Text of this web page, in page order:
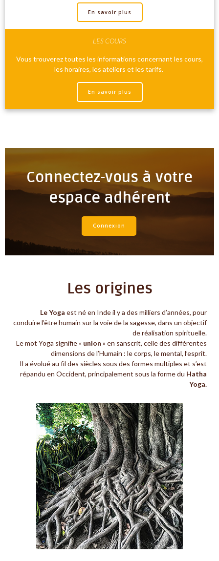
En savoir plus
LES COURS
Vous trouverez toutes les informations concernant les cours,
les horaires, les ateliers et les tarifs.
En savoir plus
Connectez-vous à votre
espace adhérent
Connexion
Les origines
Le Yoga est né en Inde il y a des milliers d’années, pour
conduire l’être humain sur la voie de la sagesse, dans un objectif
de réalisation spirituelle.
Le mot Yoga signifie « union » en sanscrit, celle des différentes
dimensions de l’Humain : le corps, le mental, l’esprit.
Il a évolué au fil des siècles sous des formes multiples et s’est
répandu en Occident, principalement sous la forme du Hatha
Yoga.